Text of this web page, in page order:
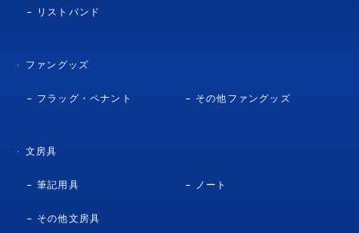
リストバンド
ファングッズ
フラッグ・ペナント その他ファングッズ
文房具
筆記用具 ノート
その他文房具